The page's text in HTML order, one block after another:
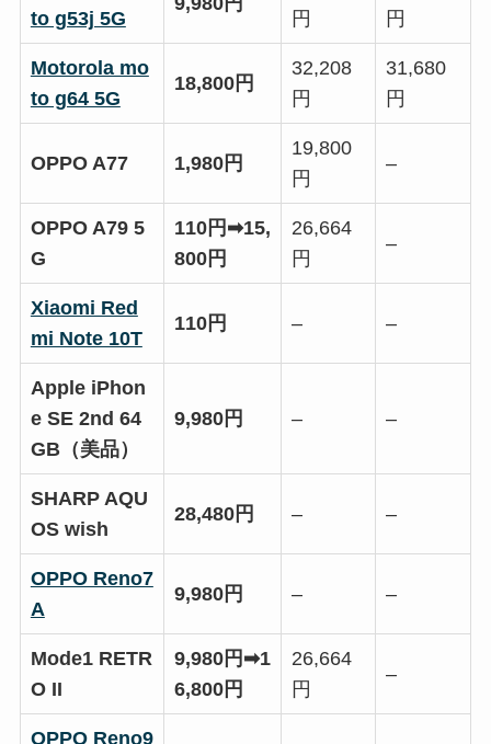
to g53j 5G
円
円
Motorola mo
to g64 5G
18,800円
32,208
円
31,680
円
OPPO A77 1,980円
19,800
円
–
OPPO A79 5
G
110円➡15,
800円
26,664
円
–
Xiaomi Red
mi Note 10T
110円 – –
Apple iPhon
e SE 2nd 64
GB（美品）
9,980円 – –
SHARP AQU
OS wish
28,480円 – –
OPPO Reno7
A
9,980円 – –
Mode1 RETR
O II
9,980円➡1
6,800円
26,664
円
–
OPPO Reno9